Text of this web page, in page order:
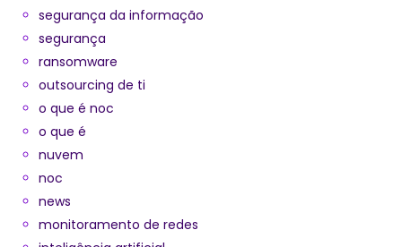
segurança da informação
segurança
ransomware
outsourcing de ti
o que é noc
o que é
nuvem
noc
news
monitoramento de redes